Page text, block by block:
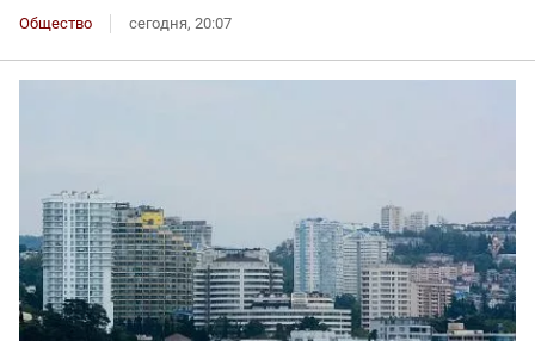
Общество сегодня, 20:07